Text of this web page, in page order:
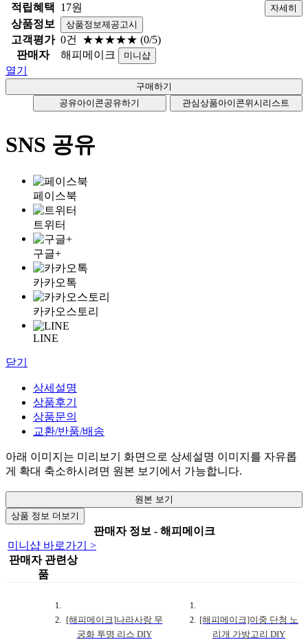
적립혜택 17원 자세히
상품정보 상품정보제공고시
고객평가 0건 ★★★★★ (0/5)
판매자
해피메이크 미니샵
열기
공유아이콘공유하기 관심상품아이콘위시리스트
SNS 공유
페이스북
트위터
구글+
카카오톡
카카오스토리
LINE
닫기
상세설명
상품후기
상품문의
교환/반품/배송
아래 이미지는 미리보기 화면으로 상세설명 이미지를 자유롭
게 확대 축소하시려면 원본 보기에서 가능합니다.
원본 보기
상품 정보 더보기
판매자 정보 - 해피메이크
미니샵 바로가기 >
판매자 관련상
품
[해피메이크]나라사랑 무
궁화 투명 리스 DIY
[해피메이크]이중 단청 노
리개 가방고리 DIY